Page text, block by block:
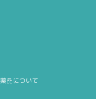
品について